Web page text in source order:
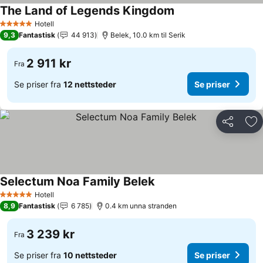
5 Stjerner Hotell
The Land of Legends Kingdom
9,3 Fantastisk 44 913 Belek, 10.0 km til Serik
Fra 2 911 kr
Se priser fra 12 nettsteder Se priser
Del
5 Stjerner Hotell
Selectum Noa Family Belek
8,9 Fantastisk 6 785 0.4 km unna stranden
Fra 3 239 kr
Se priser fra 10 nettsteder Se priser